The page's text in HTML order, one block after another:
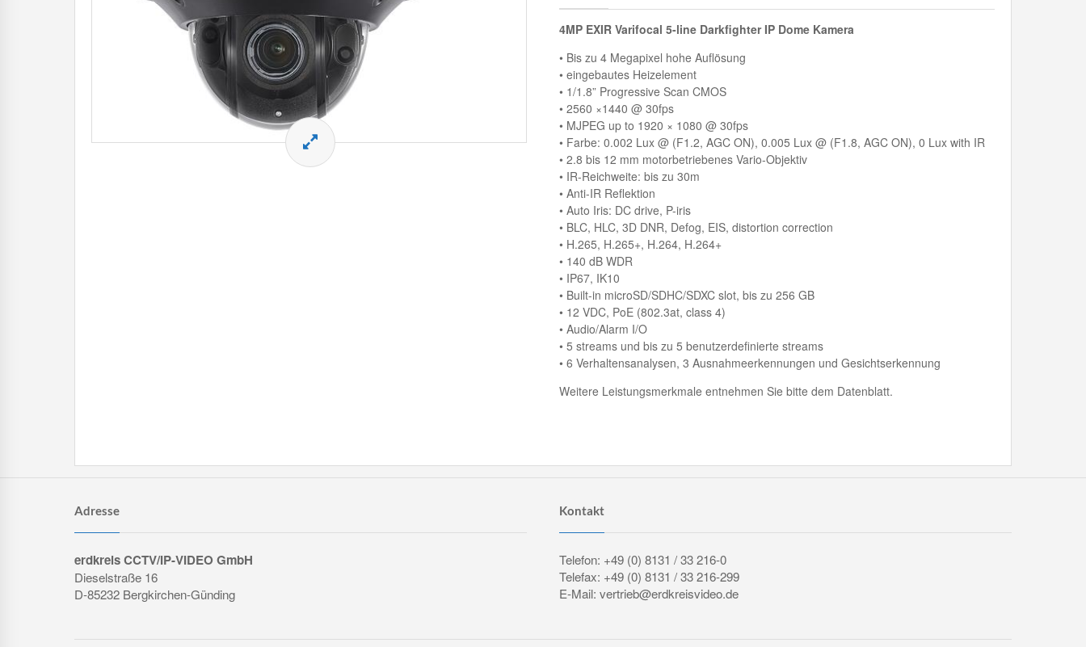
4MP EXIR Varifocal 5-line Darkfighter IP Dome Kamera
• Bis zu 4 Megapixel hohe Auflösung
• eingebautes Heizelement
• 1/1.8” Progressive Scan CMOS
• 2560 ×1440 @ 30fps
• MJPEG up to 1920 × 1080 @ 30fps
• Farbe: 0.002 Lux @ (F1.2, AGC ON), 0.005 Lux @ (F1.8, AGC ON), 0 Lux with IR
• 2.8 bis 12 mm motorbetriebenes Vario-Objektiv
• IR-Reichweite: bis zu 30m
• Anti-IR Reflektion
• Auto Iris: DC drive, P-iris
• BLC, HLC, 3D DNR, Defog, EIS, distortion correction
• H.265, H.265+, H.264, H.264+
• 140 dB WDR
• IP67, IK10
• Built-in microSD/SDHC/SDXC slot, bis zu 256 GB
• 12 VDC, PoE (802.3at, class 4)
• Audio/Alarm I/O
• 5 streams und bis zu 5 benutzerdefinierte streams
• 6 Verhaltensanalysen, 3 Ausnahmeerkennungen und Gesichtserkennung
Weitere Leistungsmerkmale entnehmen Sie bitte dem Datenblatt.
Adresse
erdkreis CCTV/IP-VIDEO GmbH
Dieselstraße 16
D-85232 Bergkirchen-Günding
Kontakt
Telefon: +49 (0) 8131 / 33 216-0
Telefax: +49 (0) 8131 / 33 216-299
E-Mail: vertrieb@erdkreisvideo.de